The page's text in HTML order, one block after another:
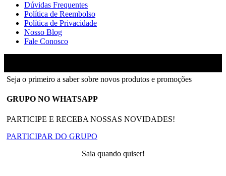
Dúvidas Frequentes
Política de Reembolso
Política de Privacidade
Nosso Blog
Fale Conosco
Seja o primeiro a saber sobre novos produtos e promoções
GRUPO NO WHATSAPP
PARTICIPE E RECEBA NOSSAS NOVIDADES!
PARTICIPAR DO GRUPO
Saia quando quiser!